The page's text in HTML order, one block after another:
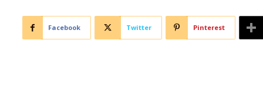
Facebook Twitter Pinterest